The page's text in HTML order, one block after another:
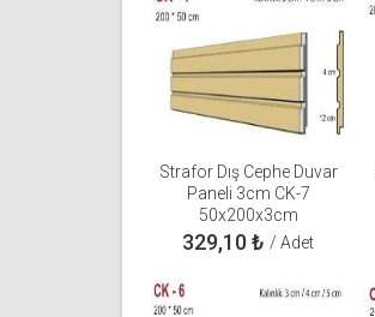
Strafor Dış Cephe Duvar
Paneli 3cm CK-7
50x200x3cm
329,10₺ / Adet